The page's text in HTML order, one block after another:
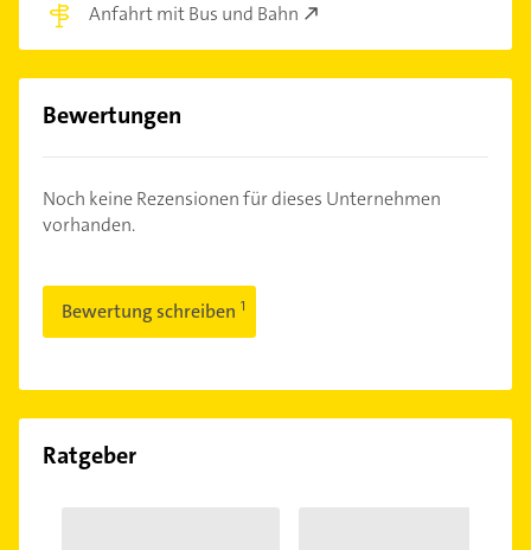
Anfahrt mit Bus und Bahn
Bewertungen
Noch keine Rezensionen für dieses Unternehmen
vorhanden.
Bewertung schreiben
Ratgeber